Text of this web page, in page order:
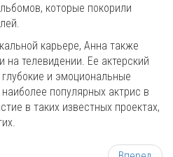
которые покорили
карьере, Анна также
телевидении. Ее актерский
и эмоциональные
популярных актрис в
в таких известных проектах,